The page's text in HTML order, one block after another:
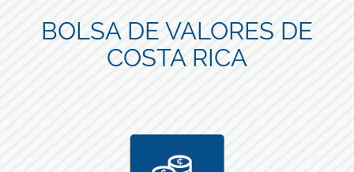
BOLSA DE VALORES DE
COSTA RICA